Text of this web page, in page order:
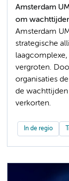
Amsterdam
om
Amsterdam
strategische
vergroten.
organisaties
de wachttijden
verkorten.
In de regio